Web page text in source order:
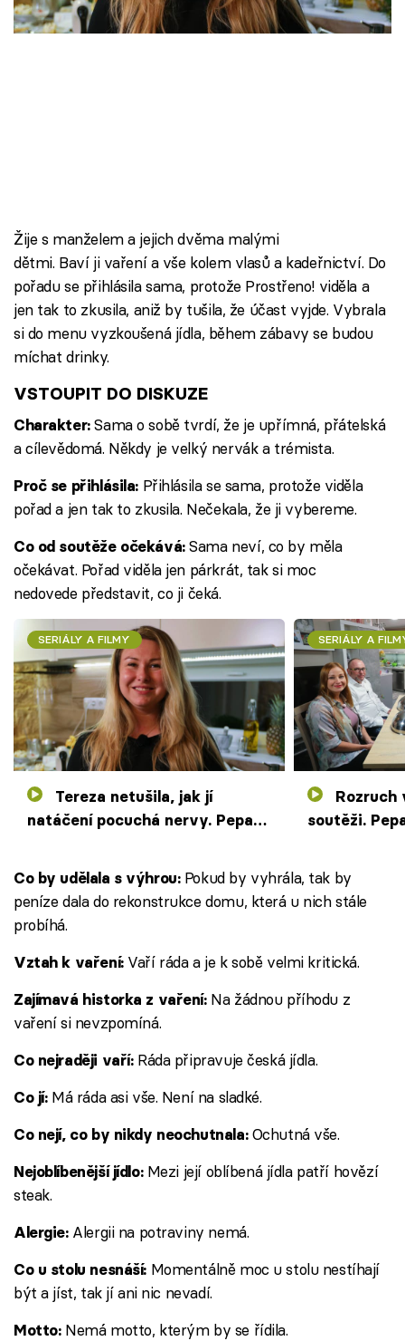
Škola vaření
Přihlášení
Sledujte nás
Žije s manželem a jejich dvěma malými
dětmi. Baví ji vaření a vše kolem vlasů a kadeřnictví. Do
pořadu se přihlásila sama, protože Prostřeno! viděla a
jen tak to zkusila, aniž by tušila, že účast vyjde. Vybrala
si do menu vyzkoušená jídla, během zábavy se budou
míchat drinky.
VSTOUPIT DO DISKUZE
Charakter:Sama o sobě tvrdí, že je upřímná, přátelská
a cílevědomá. Někdy je velký nervák a trémista.
Proč se přihlásila:Přihlásila se sama, protože viděla
pořad a jen tak to zkusila. Nečekala, že ji vybereme.
Co od soutěže očekává:Sama neví, co by měla
očekávat. Pořad viděla jen párkrát, tak si moc
nedovede představit, co ji čeká.
SERIÁLY A FILMY
natáčení pocuchá nervy. Pepa
SERIÁLY A
soutěži.
Co by udělala s výhrou:Pokud by vyhrála, tak by
peníze dala do rekonstrukce domu, která u nich stále
probíhá.
Vztah k vaření:Vaří ráda a je k sobě velmi kritická.
Zajímavá historka z vaření:Na žádnou příhodu z
vaření si nevzpomíná.
Co nejraději vaří:Ráda připravuje česká jídla.
Co jí:Má ráda asi vše. Není na sladké.
Co nejí, co by nikdy neochutnala:Ochutná vše.
Nejoblíbenější jídlo:Mezi její oblíbená jídla patří hovězí
steak.
Alergie:Alergii na potraviny nemá.
Co u stolu nesnáší:Momentálně moc u stolu nestíhají
být a jíst, tak jí ani nic nevadí.
Motto:Nemá motto, kterým by se řídila.